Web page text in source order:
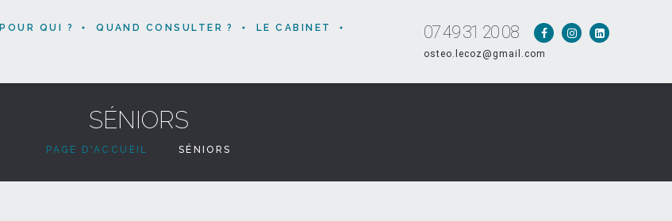
POUR QUI ? QUAND CONSULTER ? LE CABINET 07 49 31 20 08
osteo.lecoz@gmail.com
SÉNIORS
PAGE D'ACCUEIL SÉNIORS